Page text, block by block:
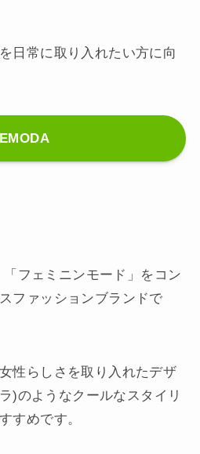
日常に取り入れたい方に向
EMODA
フェミニンモード」をコン
ファッションブランドで
性らしさを取り入れたデザ
)のようなクールなスタイリ
すめです。